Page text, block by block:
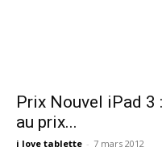
Prix Nouvel iPad 3
au prix...
i love tablette - 7 mars 2012